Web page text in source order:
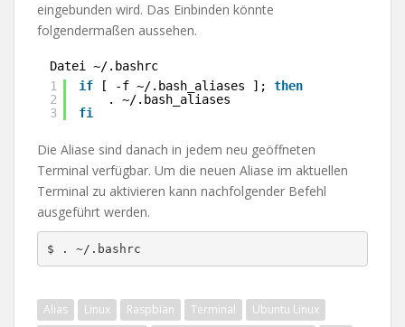
eingebunden wird. Das Einbinden könnte
folgendermaßen aussehen.
Datei ~/.bashrc
1
2
3
if [ -f ~/.bash_aliases ]; then
. ~/.bash_aliases
fi
Die Aliase sind danach in jedem neu geöffneten
Terminal verfügbar. Um die neuen Aliase im aktuellen
Terminal zu aktivieren kann nachfolgender Befehl
ausgeführt werden.
$ . ~/.bashrc
Alias Linux Raspbian Terminal
Ubuntu Linux